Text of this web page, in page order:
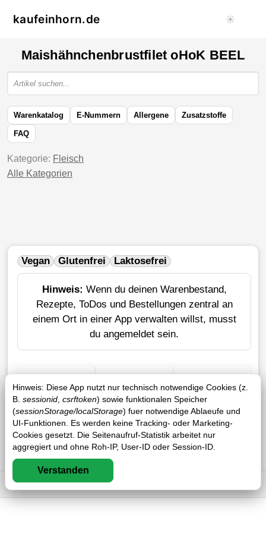
kaufeinhorn.de ☀️
Hinweis: Diese App nutzt nur technisch notwendige Cookies (z.
B. sessionid csrftoken) sowie funktionalen Speicher
(sessionStorage/localStorage) fuer notwendige Ablaeufe und
UI-Funktionen. Es werden keine Tracking- oder Marketing-
Cookies gesetzt. Die Seitenaufruf-Statistik arbeitet nur
aggregiert und ohne Roh-IP, User-ID oder Session-ID.
Verstanden
Maishähnchenbrustfilet oHoK BEEL
Warenkatalog E-Nummern Allergene Zusatzstoffe
FAQ
Kategorie: Fleisch
Alle Kategorien
Vegan Glutenfrei Laktosefrei
Hinweis: Wenn du deinen Warenbestand,
Rezepte, ToDos und Bestellungen zentral an
einem Ort in einer App verwalten willst, musst
du angemeldet sein.
+ Einkauf Verlustrechner Sticker erstellen
Impressum